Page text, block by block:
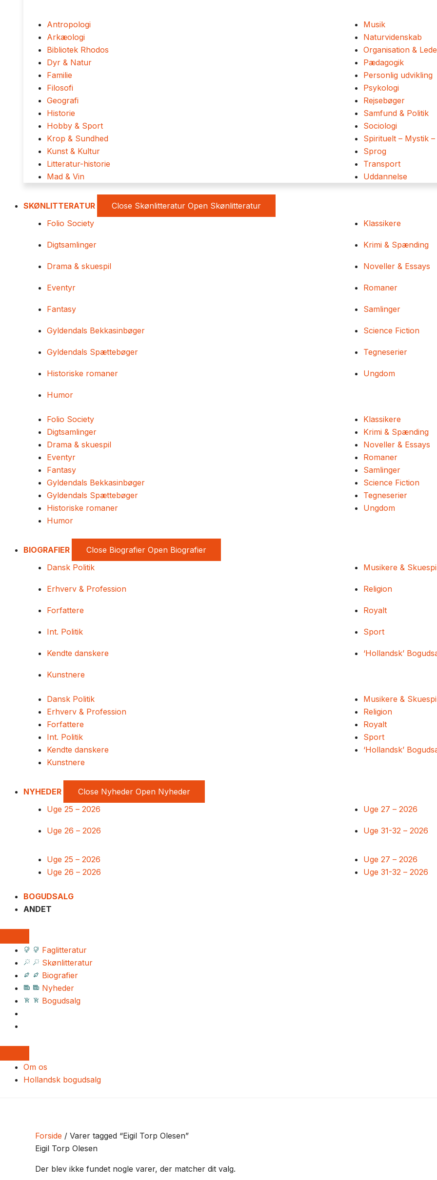
Antropologi
Arkæologi
Bibliotek Rhodos
Dyr & Natur
Familie
Filosofi
Geografi
Historie
Hobby & Sport
Krop & Sundhed
Kunst & Kultur
Litteratur-historie
Mad & Vin
Musik
Naturvidenskab
Organisation &
Pædagogik
Personlig udvikling
Psykologi
Rejsebøger
Samfund & Politik
Sociologi
Spirituelt – Mystik
Sprog
Transport
Uddannelse
SKØNLITTERATUR Close Skønlitteratur Open Skønlitteratur
Folio Society
Digtsamlinger
Drama & skuespil
Eventyr
Fantasy
Gyldendals Bekkasinbøger
Gyldendals Spættebøger
Historiske romaner
Humor
Klassikere
Krimi & Spænding
Noveller & Essays
Romaner
Samlinger
Science Fiction
Tegneserier
Ungdom
Folio Society
Digtsamlinger
Drama & skuespil
Eventyr
Fantasy
Gyldendals Bekkasinbøger
Gyldendals Spættebøger
Historiske romaner
Humor
Klassikere
Krimi & Spænding
Noveller & Essays
Romaner
Samlinger
Science Fiction
Tegneserier
Ungdom
BIOGRAFIER Close Biografier Open Biografier
Dansk Politik
Erhverv & Profession
Forfattere
Int. Politik
Kendte danskere
Kunstnere
Musikere &
Religion
Royalt
Sport
‘Hollandsk’
Dansk Politik
Erhverv & Profession
Forfattere
Int. Politik
Kendte danskere
Kunstnere
Musikere &
Religion
Royalt
Sport
‘Hollandsk’
NYHEDER Close Nyheder Open Nyheder
Uge 25 – 2026
Uge 26 – 2026
Uge 27 – 2026
Uge 31-32 – 2026
Uge 25 – 2026
Uge 26 – 2026
Uge 27 – 2026
Uge 31-32 – 2026
BOGUDSALG
ANDET
Faglitteratur
Skønlitteratur
Biografier
Nyheder
Bogudsalg
Om os
Hollandsk bogudsalg
Forside / Varer tagged “Eigil Torp Olesen”
Eigil Torp Olesen
Der blev ikke fundet nogle varer, der matcher dit valg.